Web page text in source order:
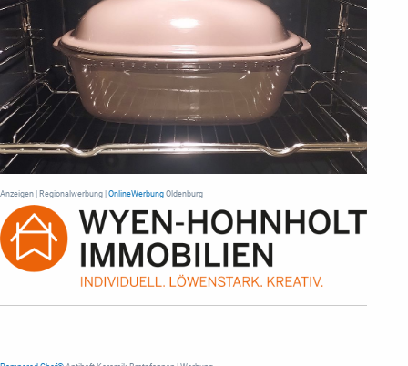
Anzeigen | Regionalwerbung | OnlineWerbung Oldenburg